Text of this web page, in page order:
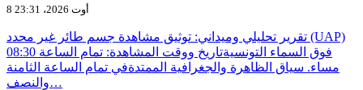
8 أوت 2026، 23:31
تقرير تحليلي وميداني: توثيق مشاهدة جسم طائر غير محدد (UAP)
فوق السماء التونسيةتاريخ ووقت المشاهدة: تمام الساعة 08:30
مساء. سياق الظاهرة والجغرافية الممتدةفي تمام الساعة الثامنة
والنصف…